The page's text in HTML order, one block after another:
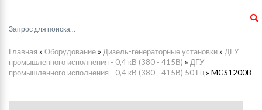
Главная » Оборудование » Дизель-генераторные установки » ДГУ
промышленного исполнения - 0,4 кВ (380 - 415В) » ДГУ
промышленного исполнения - 0,4 кВ (380 - 415В) 50 Гц » MGS1200B